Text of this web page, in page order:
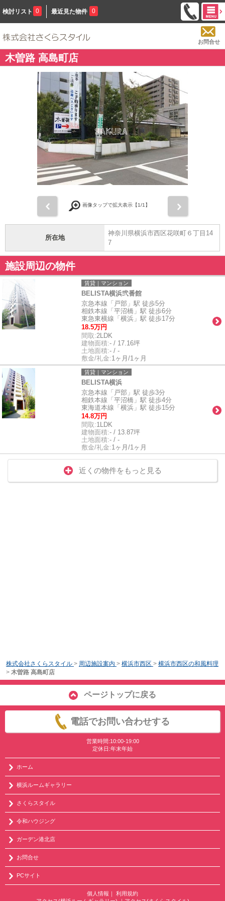
検討リスト 0 最近見た物件 0
お問合せ
木曽路 高島町店
画像タップで拡大表示【1/1】
所在地
神奈川県横浜市西区花咲町６丁目14
7
施設周辺の物件
賃貸｜マンション
BELISTA横浜弐番館
京急本線「戸部」駅 徒歩5分
相鉄本線「平沼橋」駅 徒歩6分
東急東横線「横浜」駅 徒歩17分
18.5万円
間取:2LDK
建物面積:- / 17.16坪
土地面積:- / -
敷金/礼金:1ヶ月/1ヶ月
賃貸｜マンション
BELISTA横浜
京急本線「戸部」駅 徒歩3分
相鉄本線「平沼橋」駅 徒歩4分
東海道本線「横浜」駅 徒歩15分
14.8万円
間取:1LDK
建物面積:- / 13.87坪
土地面積:- / -
敷金/礼金:1ヶ月/1ヶ月
近くの物件をもっと見る
株式会社さくらスタイル > 周辺施設案内 > 横浜市西区 > 横浜市西区の和風料理
> 木曽路 高島町店
ページトップに戻る
電話でお問い合わせする
営業時間:10:00-19:00
定休日:年末年始
ホーム
横浜ルームギャラリー
さくらスタイル
令和ハウジング
ガーデン港北店
お問合せ
PCサイト
個人情報 ｜ 利用規約